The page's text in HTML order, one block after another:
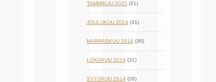
TAMMIKUU 2015 (31)
JOULUKUU 2014 (31)
MARRASKUU 2014 (30)
LOKAKUU 2014 (31)
SYYSKUU 2014 (26)